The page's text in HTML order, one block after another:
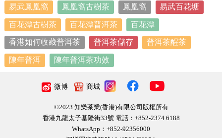
那麽這兩地的水仙真的有不同嗎？筆者翻閱權威資料，整理
了一張對比比較，供大家對比看看：
漳平水仙、武夷水仙、鳳凰水仙有什麽區别？
▲福建水仙與鳳凰水仙異同點對比
如此看來，我們可能誤會很久了，福建水仙和鳳凰水仙雖然
都名爲“水仙”，還真是不太一樣。至此，關于水仙，我們可
易武鳳凰窩 鳳凰窩古樹茶 鳳凰窩 易武百花塘
百花潭古樹茶 百花潭普洱茶 百花潭
香港如何收藏普洱茶 普洱茶儲存 普洱茶醒茶
陳年普洱 陳年普洱茶功效
微博 商城
©2023 知樂茶業(香港)有限公司版權所有
香港九龍太子基隆街33號 電話：+852-2374 6188
WhatsApp：+852-92356000